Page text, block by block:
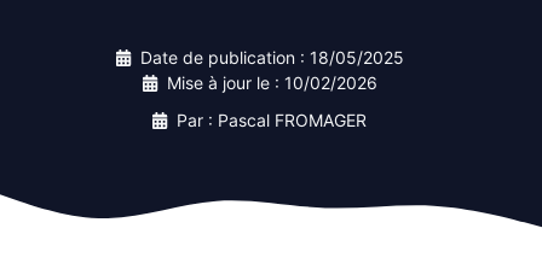
Date de publication : 18/05/2025
Mise à jour le : 10/02/2026
Par : Pascal FROMAGER